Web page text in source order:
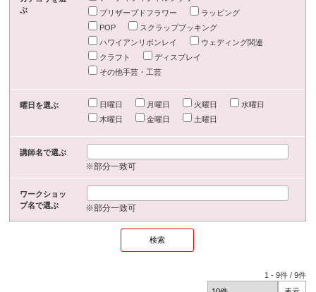
ぶ
プリザーブドフラワー
ラッピング
POP
スクラップブッキング
ハワイアンリボンレイ
ウェディング関連
クラフト
ディスプレイ
その他手芸・工芸
曜日を選ぶ 日曜日 月曜日 火曜日
水曜日
木曜日
金曜日 土曜日
講師名で選ぶ
※部分一致可
ワークショッ
プ名で選ぶ
※部分一致可
1 -9件 /9件